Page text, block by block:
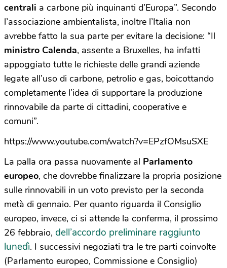
centrali a carbone più inquinanti d’Europa”. Secondo
l’associazione ambientalista, inoltre l’Italia non
avrebbe fatto la sua parte per evitare la decisione: “Il
ministro Calenda, assente a Bruxelles, ha infatti
appoggiato tutte le richieste delle grandi aziende
legate all’uso di carbone, petrolio e gas, boicottando
completamente l’idea di supportare la produzione
rinnovabile da parte di cittadini, cooperative e
comuni”.
https://www.youtube.com/watch?v=EPzfOMsuSXE
La palla ora passa nuovamente al Parlamento
europeo, che dovrebbe finalizzare la propria posizione
sulle rinnovabili in un voto previsto per la seconda
metà di gennaio. Per quanto riguarda il Consiglio
europeo, invece, ci si attende la conferma, il prossimo
26 febbraio, dell’accordo preliminare raggiunto
lunedì. I successivi negoziati tra le tre parti coinvolte
(Parlamento europeo, Commissione e Consiglio)